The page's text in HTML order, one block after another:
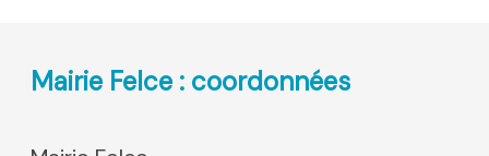
Mairie Felce : coordonnées